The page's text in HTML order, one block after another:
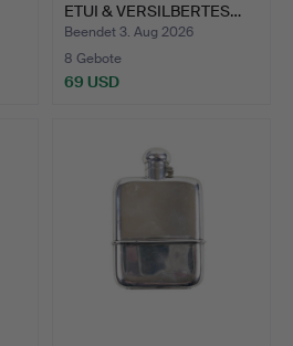
ETUI & VERSILBERTES…
Beendet 3. Aug 2026
8 Gebote
69 USD